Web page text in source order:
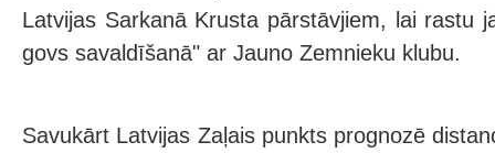
Latvijas Sarkanā Krusta pārstāvjiem, lai rastu
govs savaldīšanā" ar Jauno Zemnieku klubu.
Savukārt Latvijas Zaļais punkts prognozē